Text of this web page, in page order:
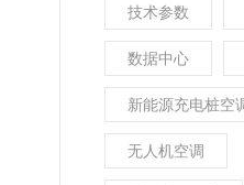
技术参数
数据中心
新能源充电桩空
无人机空调